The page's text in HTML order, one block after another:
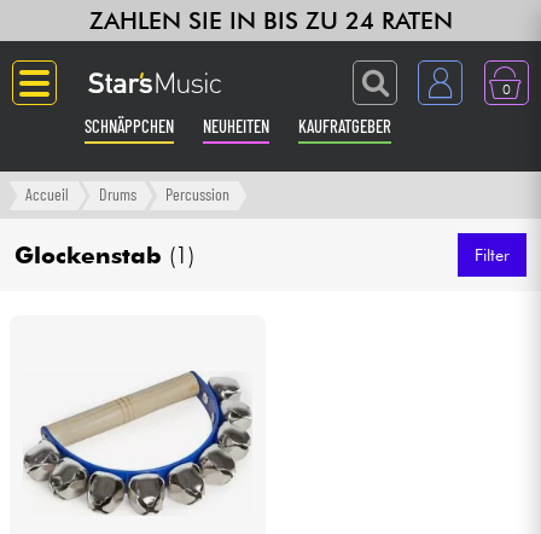
ZAHLEN SIE IN BIS ZU 24 RATEN
0
SCHNÄPPCHEN NEUHEITEN KAUFRATGEBER
Langue
Gitarre & Bass
Klaviere & Piano
Synths & samplers
Studio
Accueil Drums Percussion
Glockenstab (1) Filter